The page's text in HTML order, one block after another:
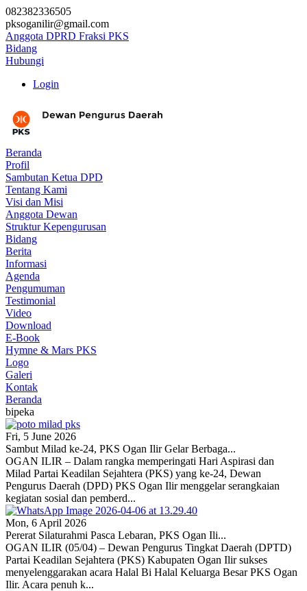
082382336505
pksoganilir@gmail.com
Anggota DPRD Fraksi PKS
Bidang
Hubungi
Login
Beranda
Profil
Sambutan Ketua DPD
Tentang Kami
Visi dan Misi
Anggota Dewan
Struktur Kepengurusan
Bidang
Berita
Informasi
Agenda
Pengumuman
Testimonial
Video
Download
E-Book
Hymne & Mars PKS
Logo
Galeri
Kontak
Beranda
bipeka
Fri, 5 June 2026
Sambut Milad ke-24, PKS Ogan Ilir Gelar Berbaga...
OGAN ILIR – Dalam rangka memperingati Hari Aspirasi dan
Milad Partai Keadilan Sejahtera (PKS) yang ke-24, Dewan
Pengurus Daerah (DPD) PKS Ogan Ilir menggelar serangkaian
kegiatan sosial dan pemberd...
Mon, 6 April 2026
Pererat Silaturahmi Pasca Lebaran, PKS Ogan Ili...
OGAN ILIR (05/04) – Dewan Pengurus Tingkat Daerah (DPTD)
Partai Keadilan Sejahtera (PKS) Kabupaten Ogan Ilir sukses
menyelenggarakan acara Halal Bi Halal Keluarga Besar PKS Ogan
Ilir. Acara penuh k...